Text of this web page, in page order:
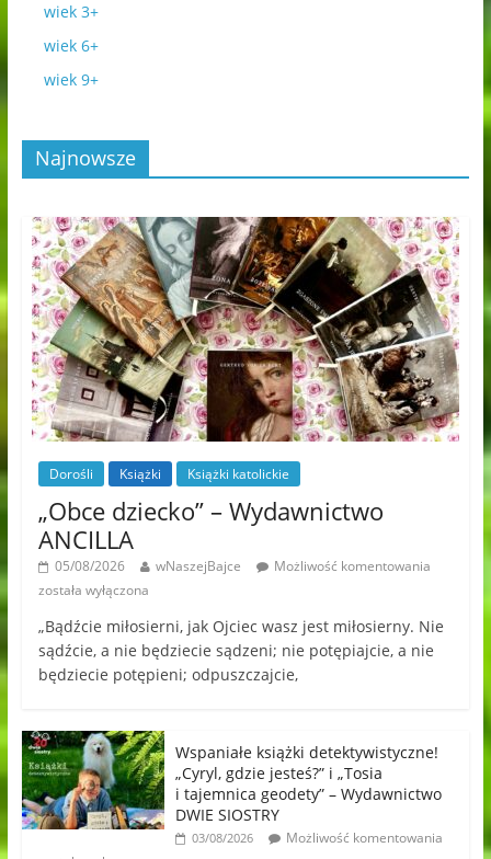
wiek 3+
wiek 6+
wiek 9+
Najnowsze
Dorośli Książki Książki katolickie
„Obce dziecko” – Wydawnictwo
ANCILLA
05/08/2026 wNaszejBajce
Możliwość komentowania
została wyłączona
„Bądźcie miłosierni, jak Ojciec wasz jest miłosierny. Nie
sądźcie, a nie będziecie sądzeni; nie potępiajcie, a nie
będziecie potępieni; odpuszczajcie,
Wspaniałe książki detektywistyczne!
„Cyryl, gdzie jesteś?” i „Tosia
i tajemnica geodety” – Wydawnictwo
DWIE SIOSTRY
03/08/2026
Możliwość komentowania